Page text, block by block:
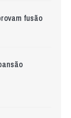
fusão